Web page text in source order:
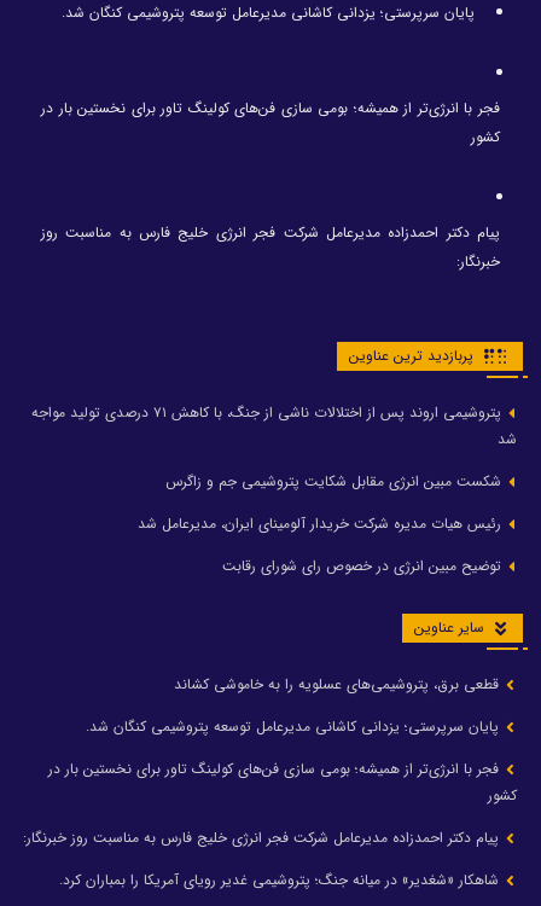
پایان سرپرستی؛ یزدانی کاشانی مدیرعامل توسعه پتروشیمی کنگان شد.
فجر با انرژی‌تر از همیشه؛ بومی سازی فن‌های کولینگ تاور برای نخستین بار در
کشور
پیام دکتر احمدزاده مدیرعامل شرکت فجر انرژی خلیج فارس به مناسبت روز
خبرنگار:
پربازدید ترین عناوین
پتروشیمی اروند پس از اختلالات ناشی از جنگ، با کاهش ۷۱ درصدی تولید مواجه
شد
شکست مبین انرژی مقابل شکایت پتروشیمی جم و زاگرس
رئیس هیات مدیره شرکت خریدار آلومینای ایران، مدیرعامل شد
توضیح مبین انرژی در خصوص رای شورای رقابت
سایر عناوین
قطعی برق، پتروشیمی‌های عسلویه را به خاموشی کشاند
پایان سرپرستی؛ یزدانی کاشانی مدیرعامل توسعه پتروشیمی کنگان شد.
فجر با انرژی‌تر از همیشه؛ بومی سازی فن‌های کولینگ تاور برای نخستین بار در
کشور
پیام دکتر احمدزاده مدیرعامل شرکت فجر انرژی خلیج فارس به مناسبت روز خبرنگار:
شاهکار «شغدیر» در میانه جنگ؛ پتروشیمی غدیر رویای آمریکا را بمباران کرد.